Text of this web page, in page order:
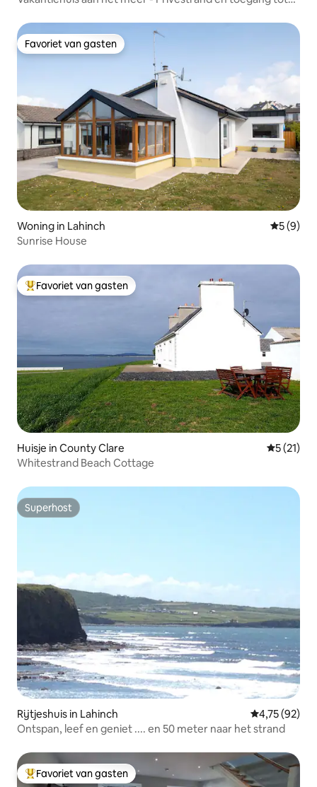
Favoriet van gasten
Favoriet van gasten
Woning in Lahinch
5 (9)
Sunrise House
Topfavoriet van gasten
Favoriet van gasten
Huisje in County Clare
5 (21)
Whitestrand Beach Cottage
Superhost
Superhost
Rijtjeshuis in Lahinch Gemiddelde
4,75 (92)
Ontspan, leef en geniet .... en 50 meter naar het strand
Topfavoriet van gasten
Favoriet van gasten